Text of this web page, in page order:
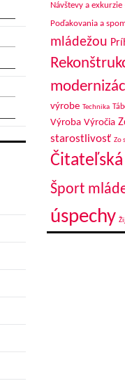
Návštevy a exkurzie
Poďakovania a
mládežou
výrobe Technika
Výroba Výročia
starostlivosť Zo
Šport
úspechy